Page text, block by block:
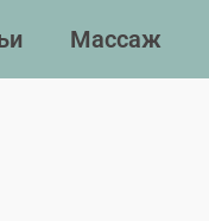
Массаж